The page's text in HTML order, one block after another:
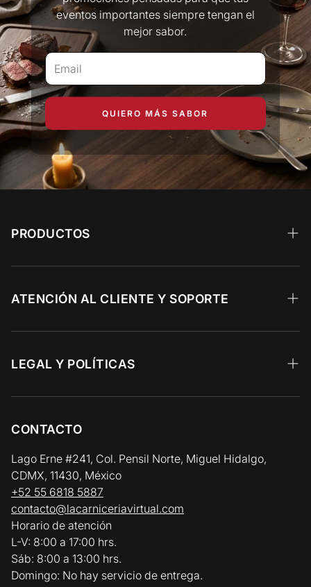
eventos importantes siempre tengan el
mejor sabor.
QUIERO MÁS SABOR
PRODUCTOS
Wagyu
Calidad Prime
Vinos y Gourmet
ATENCIÓN AL CLIENTE Y SOPORTE
Recetas 🥩
Preguntas Frecuentes
LEGAL Y POLÍTICAS
Aviso de Privacidad
Términos y Condiciones
Política de Reembolso y Devolución
Política de Cadena de Frío / Envíos
CONTACTO
Lago Erne #241, Col. Pensil Norte, Miguel Hidalgo,
CDMX, 11430, México
+52 55 6818 5887
contacto@lacarniceriavirtual.com
Horario de atención
L-V: 8:00 a 17:00 hrs.
Sáb: 8:00 a 13:00 hrs.
Domingo: No hay servicio de entrega.